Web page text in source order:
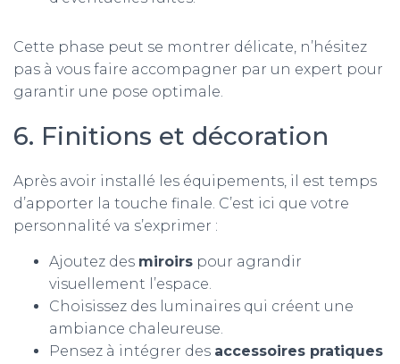
Cette phase peut se montrer délicate, n’hésitez
pas à vous faire accompagner par un expert pour
garantir une pose optimale.
6. Finitions et décoration
Après avoir installé les équipements, il est temps
d’apporter la touche finale. C’est ici que votre
personnalité va s’exprimer :
Ajoutez des miroirs pour agrandir
visuellement l’espace.
Choisissez des luminaires qui créent une
ambiance chaleureuse.
Pensez à intégrer des accessoires pratiques